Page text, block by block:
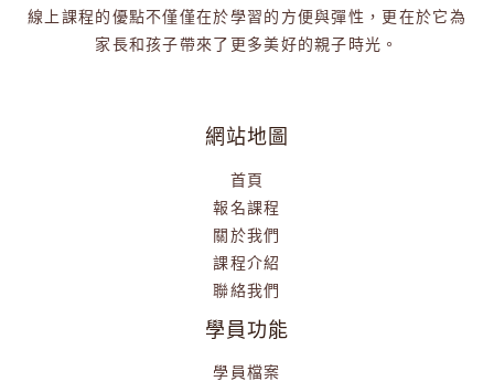
線上課程的優點不僅僅在於學習的方便與彈性，更在於它為
家長和孩子帶來了更多美好的親子時光。
網站地圖
首頁
報名課程
關於我們
課程介紹
聯絡我們
學員功能
學員檔案